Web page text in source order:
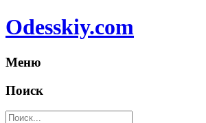
Odesskiy.com
Меню
Поиск